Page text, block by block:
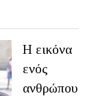
Η εικόνα
ενός
ανθρώπου